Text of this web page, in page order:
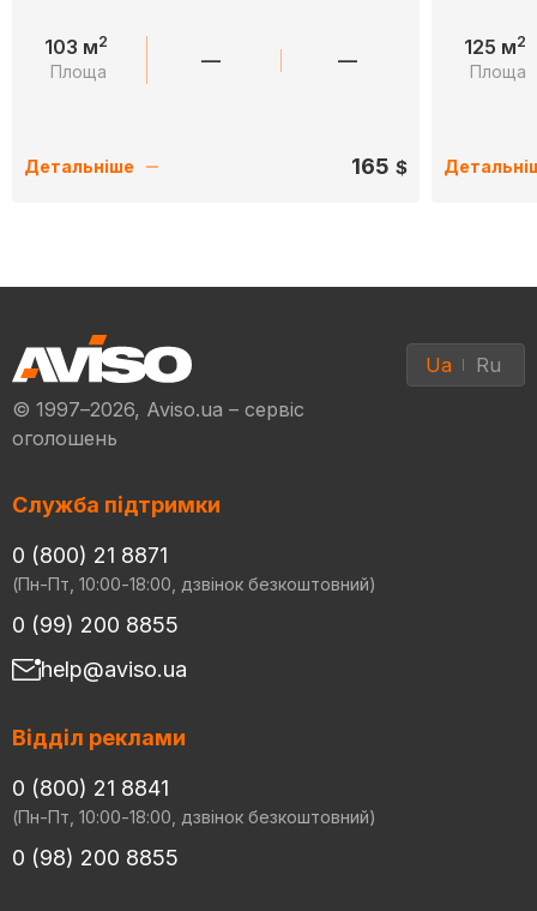
103 м2
Площа — —
Детальніше 165 $
125 м2
Площа
© 1997–2026, Aviso.ua – сервіс
оголошень
Ua Ru
Служба підтримки
0 (800) 21 8871
(Пн-Пт, 10:00-18:00, дзвінок безкоштовний)
0 (99) 200 8855
help@aviso.ua
Відділ реклами
0 (800) 21 8841
(Пн-Пт, 10:00-18:00, дзвінок безкоштовний)
0 (98) 200 8855